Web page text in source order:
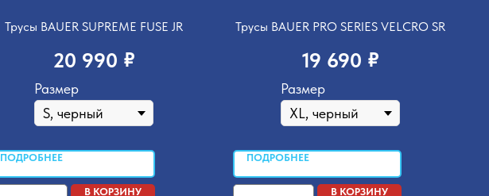
Трусы BAUER SUPREME FUSE JR
20 990 ₽
Размер
ПОДРОБНЕЕ
В КОРЗИНУ
Трусы BAUER PRO SERIES VELCRO SR
19 690 ₽
Размер
ПОДРОБНЕЕ
В КОРЗИНУ